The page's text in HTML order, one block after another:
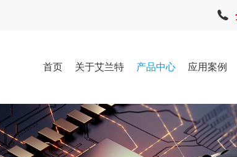
首页 关于艾兰特 产品中心 应用案例